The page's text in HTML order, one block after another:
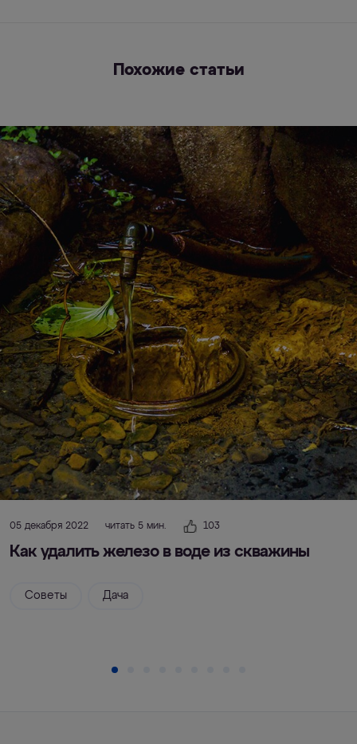
Похожие статьи
05 декабря 2022 читать 5 мин. 103
Как удалить железо в воде из скважины
Советы Дача